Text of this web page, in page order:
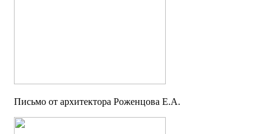
Письмо от архитектора Роженцова Е.А.